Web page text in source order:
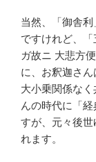
当然、「御舎
ですけれど、
ガ故ニ 大悲方
に、お釈迦さん
大小乗関係な
んの時代に「
すが、元々後
れます。